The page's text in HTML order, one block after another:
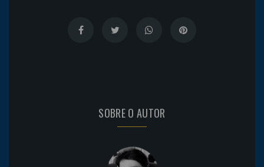
SOBRE O AUTOR